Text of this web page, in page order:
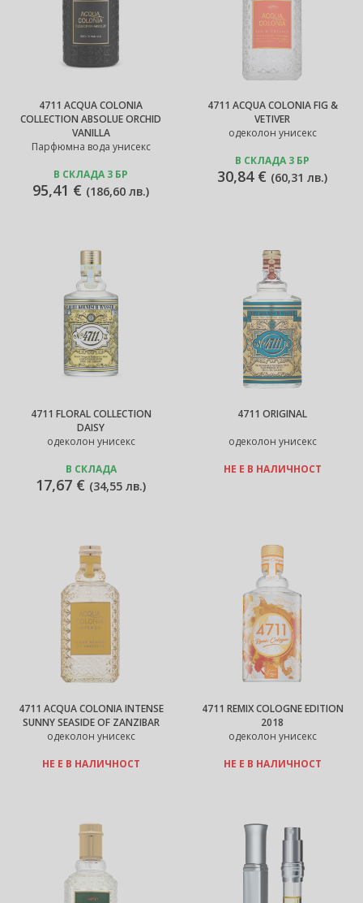
4711 ACQUA COLONIA
COLLECTION ABSOLUE ORCHID
VANILLA
Парфюмна вода унисекс
В СКЛАДА 3 БР
95,41 € (186,60 лв.)
4711 ACQUA COLONIA FIG &
VETIVER
одеколон унисекс
В СКЛАДА 3 БР
30,84 € (60,31 лв.)
4711 FLORAL COLLECTION
DAISY
одеколон унисекс
В СКЛАДА
17,67 € (34,55 лв.)
4711 ORIGINAL
одеколон унисекс
НЕ Е В НАЛИЧНОСТ
4711 ACQUA COLONIA INTENSE
SUNNY SEASIDE OF ZANZIBAR
одеколон унисекс
НЕ Е В НАЛИЧНОСТ
4711 REMIX COLOGNE EDITION
2018
одеколон унисекс
НЕ Е В НАЛИЧНОСТ